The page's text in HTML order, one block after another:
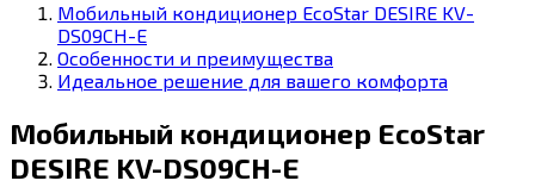
Мобильный кондиционер EcoStar DESIRE KV-
DS09CH-E
Особенности и преимущества
Идеальное решение для вашего комфорта
Мобильный кондиционер EcoStar
DESIRE KV-DS09CH-E